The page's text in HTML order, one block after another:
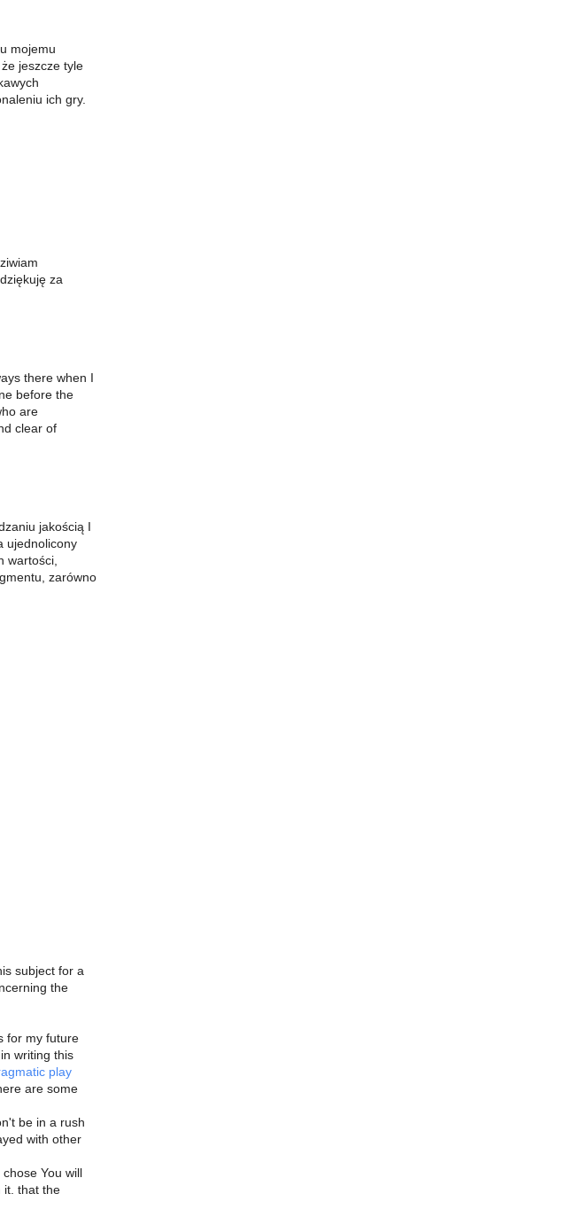
mojemu
jeszcze tyle
ich gry.
za
there when I
before the
are
clear of
jakością I
ujednolicony
wartości,
zarówno
subject for a
the
for my future
writing this
play
are some
be in a rush
with other
You will
it. that the